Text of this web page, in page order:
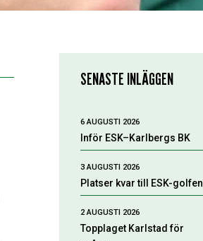
SENASTE INLÄGGEN
Inför ESK–Karlbergs BK
6 AUGUSTI 2026
Platser kvar till ESK-golfen
3 AUGUSTI 2026
Topplaget Karlstad för
2 AUGUSTI 2026